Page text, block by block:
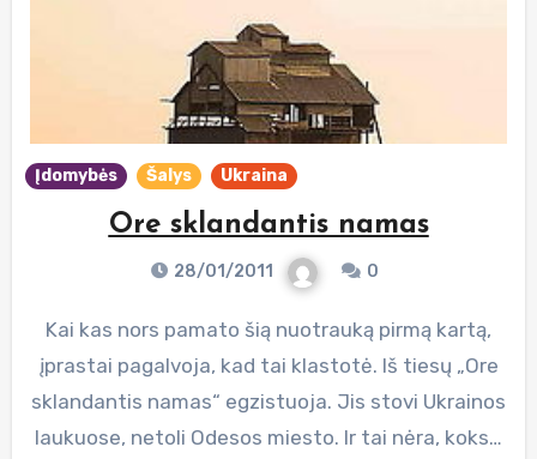
Įdomybės Šalys Ukraina
Ore sklandantis namas
28/01/2011 0
Kai kas nors pamato šią nuotrauką pirmą kartą,
įprastai pagalvoja, kad tai klastotė. Iš tiesų „Ore
sklandantis namas“ egzistuoja. Jis stovi Ukrainos
laukuose, netoli Odesos miesto. Ir tai nėra, koks…